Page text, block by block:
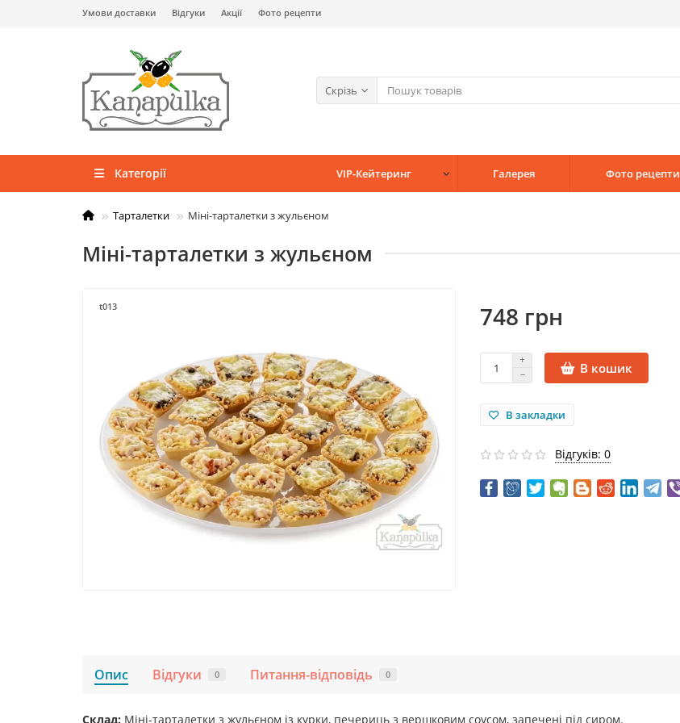
Умови доставки Відгуки Акції Фото рецепти
Скрізь
Категорії VIP-Кейтеринг Галерея Фото рецепти
Тарталетки Міні-тарталетки з жульєном
Міні-тарталетки з жульєном
t013 748 грн
В кошик
В закладки
Відгуків: 0
Опис Відгуки 0 Питання-відповідь 0
Склад: Міні-тарталетки з жульєном із курки, печериць з вершковим соусом, запечені під сиром.